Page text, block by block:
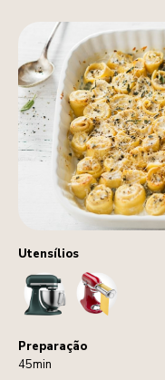
Utensílios
StandMixerPastaRoller
Preparação
45min